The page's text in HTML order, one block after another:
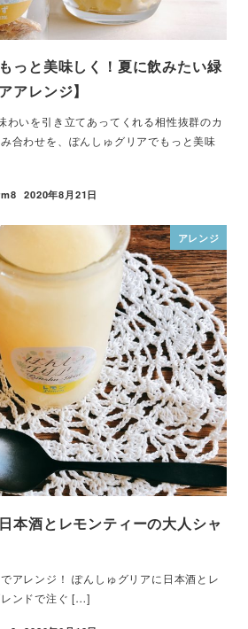
っと美味しく！夏に飲みたい緑
アレンジ】
わいを引き立てあってくれる相性抜群のカ
合わせを、ぽんしゅグリアでもっと美味
2020年8月21日
アレンジ
本酒とレモンティーの大人シャ
アレンジ！ ぽんしゅグリアに日本酒とレ
ンドで注ぐ […]